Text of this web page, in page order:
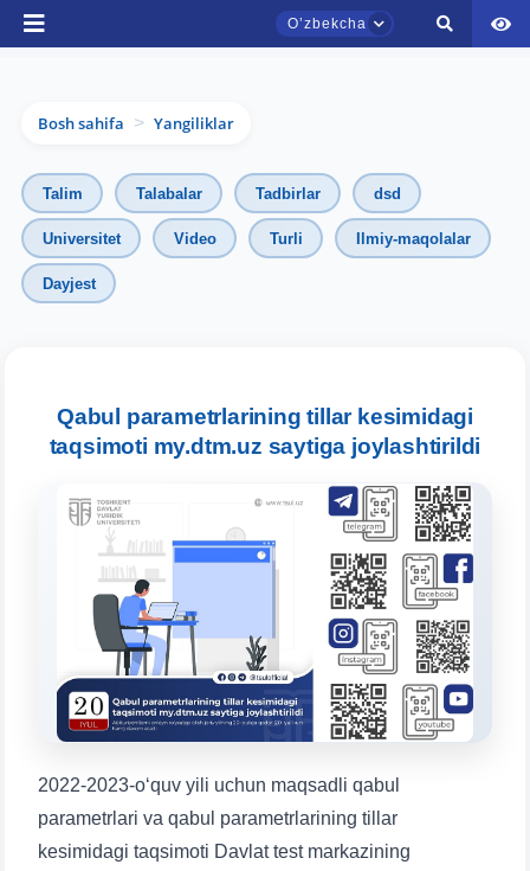
Oʼzbekcha
Bosh sahifa > Yangiliklar
Talim Talabalar Tadbirlar dsd
Universitet Video Turli Ilmiy-maqolalar
Dayjest
Qabul parametrlarining tillar kesimidagi
taqsimoti my.dtm.uz saytiga joylashtirildi
2022-2023-o‘quv yili uchun maqsadli qabul
parametrlari va qabul parametrlarining tillar
kesimidagi taqsimoti Davlat test markazining
TDYU qabul murojaatlari chati
Qabul bo'yicha murojaatlaringizni ushbu
Mavzuni tanlang — keyin shu mavzudagi aniq
savollar chiqadi:
1. Hujjatlar (bakalavr) (5) 2. Hujjatlar (magistr) (4)
3. Suhbat (bakalavr) (8) 4. Suhbat (magistr) (5)
5. To'lov-kontrakt (2) 6. Elektron ariza (16)
7. Call-center (4) 8. Bakalavriat kvotasi (3)
9. Magistratura kvotasi (4) ✉️ Adminga yozish